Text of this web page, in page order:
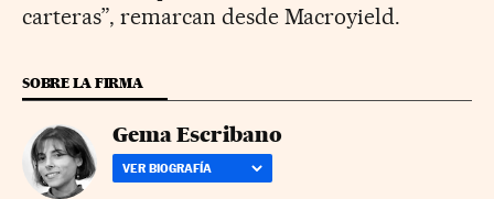
carteras”, remarcan desde Macroyield.
SOBRE LA FIRMA
Gema Escribano
VER BIOGRAFÍA